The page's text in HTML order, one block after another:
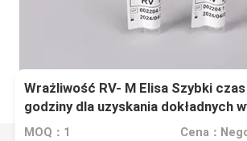
Wrażliwość RV- M Elisa Szybki
godziny dla uzyskania dokładnych
MOQ：1 Cena：